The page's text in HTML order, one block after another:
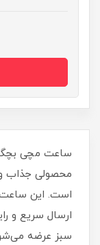
محصولی جذاب و
ارسال سریع و
سبز عرضه